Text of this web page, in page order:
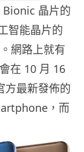
Bionic 晶片的
智能晶片的
網路上就有
在 10 月 16
方最新發佈的
，而